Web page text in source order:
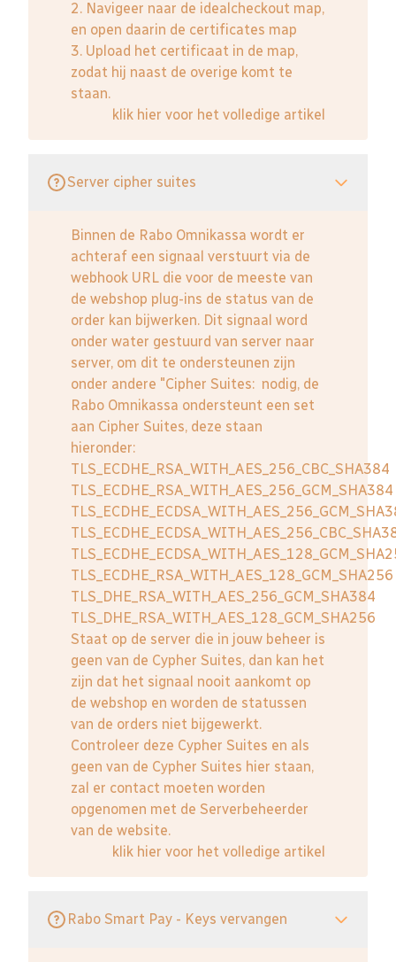
2. Navigeer naar de idealcheckout map,
en open daarin de certificates map
3. Upload het certificaat in de map,
zodat hij naast de overige komt te
staan.
klik hier voor het volledige artikel
Server cipher suites
Binnen de Rabo Omnikassa wordt er
achteraf een signaal verstuurt via de
webhook URL die voor de meeste van
de webshop plug-ins de status van de
order kan bijwerken. Dit signaal word
onder water gestuurd van server naar
server, om dit te ondersteunen zijn
onder andere "Cipher Suites: nodig, de
Rabo Omnikassa ondersteunt een set
aan Cipher Suites, deze staan
hieronder:
TLS_ECDHE_RSA_WITH_AES_256_CBC_SHA384
TLS_ECDHE_RSA_WITH_AES_256_GCM_SHA384
TLS_ECDHE_RSA_WITH_AES_128_GCM_SHA256
TLS_DHE_RSA_WITH_AES_256_GCM_SHA384
TLS_DHE_RSA_WITH_AES_128_GCM_SHA256
Staat op de server die in jouw beheer is
geen van de Cypher Suites, dan kan het
zijn dat het signaal nooit aankomt op
de webshop en worden de statussen
van de orders niet bijgewerkt.
Controleer deze Cypher Suites en als
geen van de Cypher Suites hier staan,
zal er contact moeten worden
opgenomen met de Serverbeheerder
van de website.
klik hier voor het volledige artikel
Rabo Smart Pay - Keys vervangen